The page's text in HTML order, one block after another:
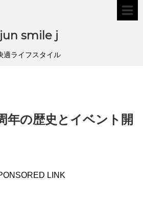
jun smile j
適ライフスタイル
年の歴史とイベント開
LINK